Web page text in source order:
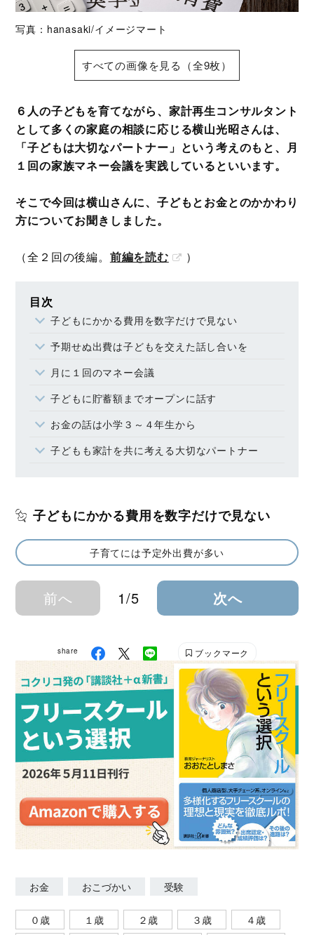
写真：hanasaki/イメージマート
すべての画像を見る（全9枚）
６人の子どもを育てながら、家計再生コンサルタント
として多くの家庭の相談に応じる横山光昭さんは、
「子どもは大切なパートナー」という考えのもと、月
１回の家族マネー会議を実践しているといいます。
そこで今回は横山さんに、子どもとお金とのかかわり
方についてお聞きしました。
（全２回の後編。 前編を読む ）
目次
子どもにかかる費用を数字だけで見ない
予期せぬ出費は子どもを交えた話し合いを
月に１回のマネー会議
子どもに貯蓄額までオープンに話す
お金の話は小学３～４年生から
子どもも家計を共に考える大切なパートナー
子どもにかかる費用を数字だけで見ない
子育てには予定外出費が多い
前へ 1/5 次へ
share ブックマーク
お金 おこづかい 受験
０歳 １歳 ２歳 ３歳
４歳